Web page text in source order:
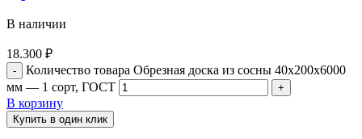
В наличии
18.300 ₽
Количество товара Обрезная доска из сосны 40x200x6000
мм — 1 сорт, ГОСТ
В корзину
Купить в один клик